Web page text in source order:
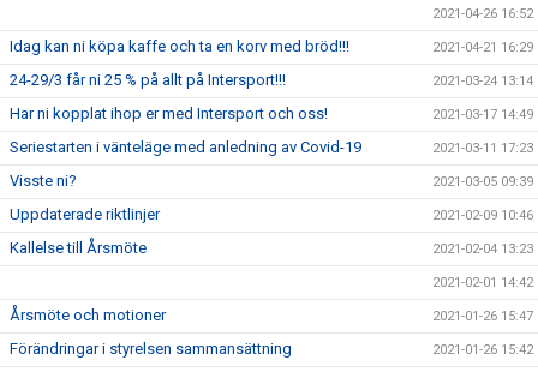
2021-04-26 16:52
Idag kan ni köpa kaffe och ta en korv med bröd!!! 2021-04-21 16:29
24-29/3 får ni 25 % på allt på Intersport!!! 2021-03-24 13:14
Har ni kopplat ihop er med Intersport och oss! 2021-03-17 14:49
Seriestarten i vänteläge med anledning av Covid-19 2021-03-11 17:23
Visste ni? 2021-03-05 09:39
Uppdaterade riktlinjer 2021-02-09 10:46
Kallelse till Årsmöte 2021-02-04 13:23
2021-02-01 14:42
Årsmöte och motioner 2021-01-26 15:47
Förändringar i styrelsen sammansättning 2021-01-26 15:42